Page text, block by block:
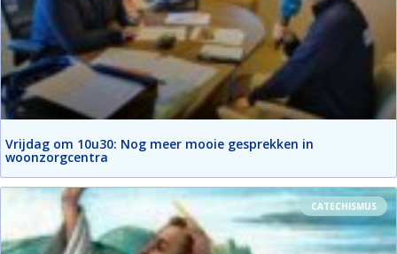
Vrijdag om 10u30: Nog meer mooie gesprekken in
woonzorgcentra
CATECHISMUS